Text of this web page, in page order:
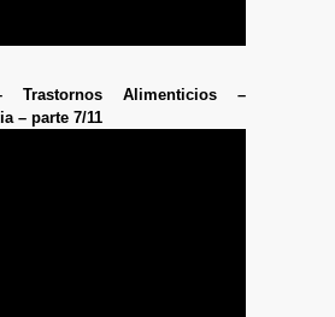
Trastornos Alimenticios –
– parte 7/11